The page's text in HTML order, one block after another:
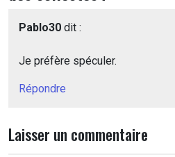
Pablo30 dit :
Je préfère spéculer.
Répondre
Laisser un commentaire